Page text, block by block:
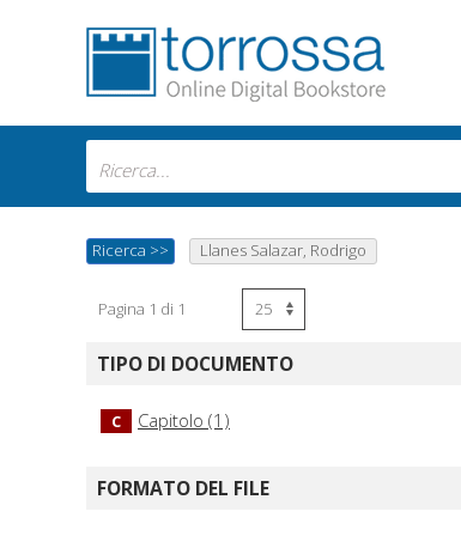
Ricerca >> Llanes Salazar, Rodrigo
Pagina 1 di 1
TIPO DI DOCUMENTO
C Capitolo (1)
FORMATO DEL FILE